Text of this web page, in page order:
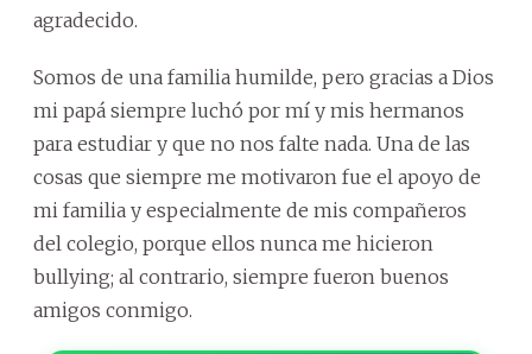
agradecido.
Somos de una familia humilde, pero gracias a Dios
mi papá siempre luchó por mí y mis hermanos
para estudiar y que no nos falte nada. Una de las
cosas que siempre me motivaron fue el apoyo de
mi familia y especialmente de mis compañeros
del colegio, porque ellos nunca me hicieron
bullying; al contrario, siempre fueron buenos
amigos conmigo.